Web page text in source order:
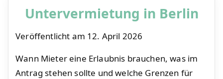
Untervermietung in Berlin
Veröffentlicht am 12. April 2026
Wann Mieter eine Erlaubnis brauchen, was im
Antrag stehen sollte und welche Grenzen für